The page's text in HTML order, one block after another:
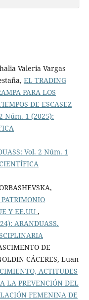
Valeria Vargas
EL TRADING
PARA LOS
DE ESCASEZ
Núm. 1 (2025):
Vol. 2 Núm. 1
Y EE.UU ,
ARANDUASS.
DE
CÁCERES, Luan
ACTITUDES
LA PREVENCIÓN DEL
FEMENINA DE